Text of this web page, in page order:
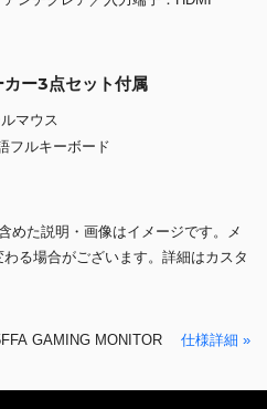
ー3点セット付属
マウス
フルキーボード
めた説明・画像はイメージです。メ
る場合がございます。詳細はカスタ
GAMING MONITOR 仕様詳細 »